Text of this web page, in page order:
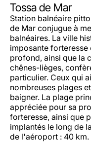
Tossa de Mar
Station balnéaire
de Mar conjugue à
balnéaires. La ville
imposante forteresse
profond, ainsi que la
chênes-lièges,
particulier. Ceux qui
nombreuses plages
baigner. La plage
appréciée pour sa
forteresse, ainsi que
implantés le long de
de l'aéroport : 40 km.